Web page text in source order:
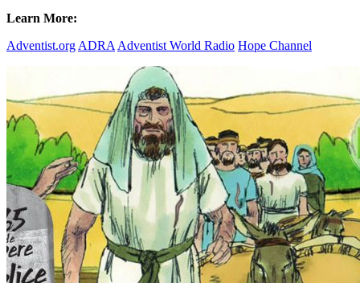
Learn More:
Adventist.org ADRA Adventist World Radio Hope Channel